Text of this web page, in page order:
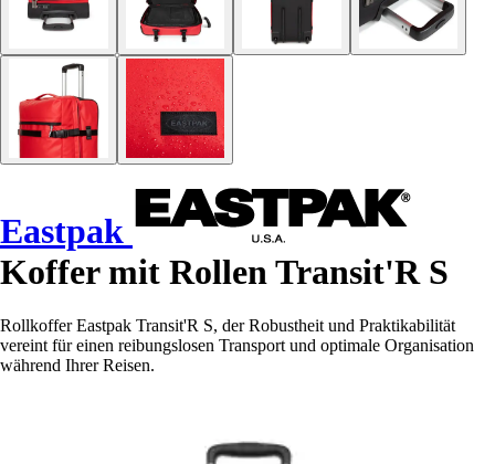
Eastpak
Koffer mit Rollen Transit'R S
Rollkoffer Eastpak Transit'R S, der Robustheit und Praktikabilität
vereint für einen reibungslosen Transport und optimale Organisation
während Ihrer Reisen.